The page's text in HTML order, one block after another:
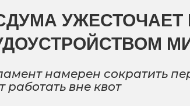
УЖЕСТОЧАЕТ
намерен сократить
работать вне квот